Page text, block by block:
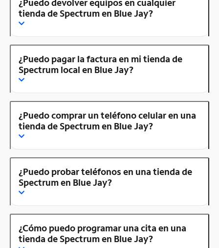
tienda de Spectrum en Blue Jay?
¿Puedo pagar la factura en mi tienda de
Spectrum local en Blue Jay?
¿Puedo comprar un teléfono celular en una
tienda de Spectrum en Blue Jay?
¿Puedo probar teléfonos en una tienda de
Spectrum en Blue Jay?
¿Cómo puedo programar una cita en una
tienda de Spectrum en Blue Jay?